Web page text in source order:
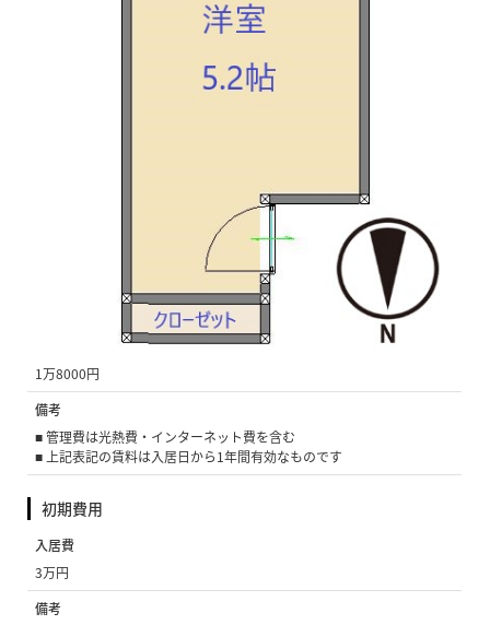
管理費(共益費)
1万8000円
備考
■ 管理費は光熱費・インターネット費を含む
■ 上記表記の賃料は入居日から1年間有効なものです
初期費用
入居費
3万円
備考